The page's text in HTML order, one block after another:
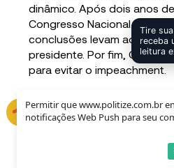
Permitir que www.politize.com.br
notificações Web Push para seu
dinâmico. Após dois anos
Congresso Nacional
conclusões levam ao
presidente. Por fim, Collor
para evitar o impeachment.
Veja também nosso
Tire
receba
leitura